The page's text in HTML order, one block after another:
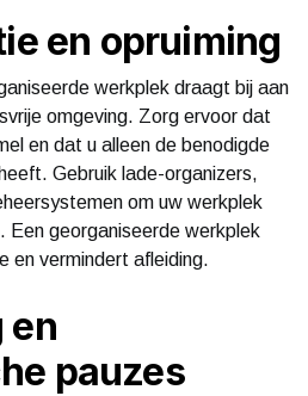
en opruiming
werkplek draagt bij aan
omgeving. Zorg ervoor dat
en dat u alleen de benodigde
Gebruik lade-organizers,
om uw werkplek
Een georganiseerde werkplek
en vermindert afleiding.
en
pauzes